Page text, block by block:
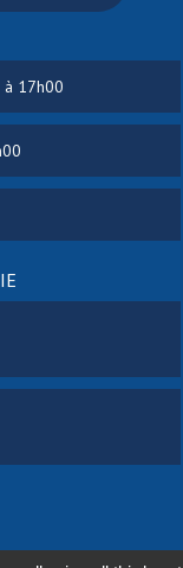
à 17h00